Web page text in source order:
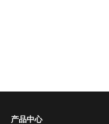
产品中心